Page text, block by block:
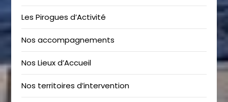
Les Pirogues d’Activité
Nos accompagnements
Nos Lieux d’Accueil
Nos territoires d’intervention